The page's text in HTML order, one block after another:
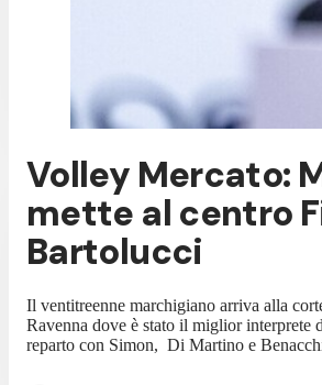
Volley Mercato:
mette al centro
Bartolucci
Il ventitreenne marchigiano arriva alla
Ravenna dove è stato il miglior interprete
reparto con Simon, Di Martino e